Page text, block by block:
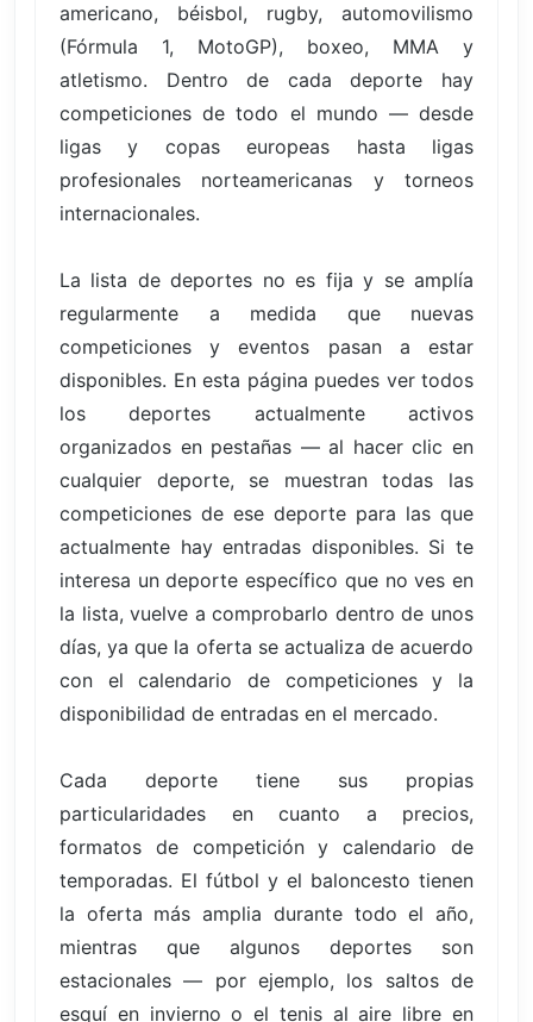
americano, béisbol, rugby, automovilismo
(Fórmula 1, MotoGP), boxeo, MMA y
atletismo. Dentro de cada deporte hay
competiciones de todo el mundo — desde
ligas y copas europeas hasta ligas
profesionales norteamericanas y torneos
internacionales.
La lista de deportes no es fija y se amplía
regularmente a medida que nuevas
competiciones y eventos pasan a estar
disponibles. En esta página puedes ver todos
los deportes actualmente activos
organizados en pestañas — al hacer clic en
cualquier deporte, se muestran todas las
competiciones de ese deporte para las que
actualmente hay entradas disponibles. Si te
interesa un deporte específico que no ves en
la lista, vuelve a comprobarlo dentro de unos
días, ya que la oferta se actualiza de acuerdo
con el calendario de competiciones y la
disponibilidad de entradas en el mercado.
Cada deporte tiene sus propias
particularidades en cuanto a precios,
formatos de competición y calendario de
temporadas. El fútbol y el baloncesto tienen
la oferta más amplia durante todo el año,
mientras que algunos deportes son
estacionales — por ejemplo, los saltos de
esquí en invierno o el tenis al aire libre en